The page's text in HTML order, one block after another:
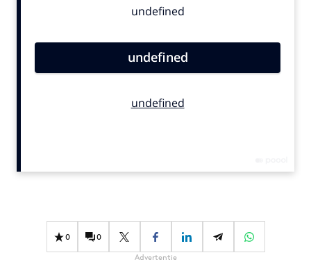
Contentmarketing
Effectiviteit
Gedragsverandering
0 0
Advertentie